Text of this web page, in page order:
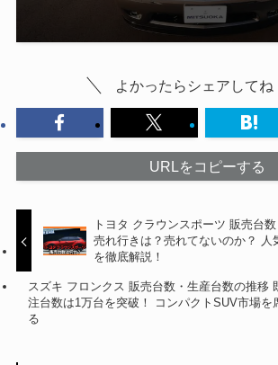
よかったらシェアしてね
URLをコピーする
トヨタ クラウンスポーツ 販売台
売れ行きは？売れてないのか？ 人
を徹底解説！
スズキ フロンクス 販売台数・生産台数の推移
注台数は1万台を突破！ コンパクトSUV市場を
る